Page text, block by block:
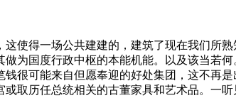
得一场公共建建的，建筑了现在我们所熟
为国度行政中枢的本能机能。以及该当若
很可能来自但愿奉迎的好处集团，这不再
取历任总统相关的古董家具和艺术品。一